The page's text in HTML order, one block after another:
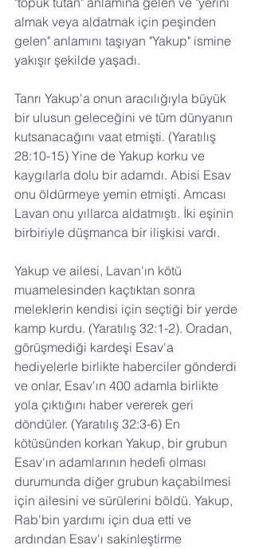
almak veya aldatmak için peşinden
gelen" anlamını taşıyan "Yakup" ismine
yakışır şekilde yaşadı.
Tanrı Yakup'a onun aracılığıyla büyük
bir ulusun geleceğini ve tüm dünyanın
kutsanacağını vaat etmişti. (Yaratılış
28:10-15) Yine de Yakup korku ve
kaygılarla dolu bir adamdı. Abisi Esav
onu öldürmeye yemin etmişti. Amcası
Lavan onu yıllarca aldatmıştı. İki eşinin
birbiriyle düşmanca bir ilişkisi vardı.
Yakup ve ailesi, Lavan'ın kötü
muamelesinden kaçtıktan sonra
meleklerin kendisi için seçtiği bir yerde
kamp kurdu. (Yaratılış 32:1-2). Oradan,
görüşmediği kardeşi Esav'a
hediyelerle birlikte haberciler gönderdi
ve onlar, Esav'ın 400 adamla birlikte
yola çıktığını haber vererek geri
döndüler. (Yaratılış 32:3-6) En
kötüsünden korkan Yakup, bir grubun
Esav'ın adamlarının hedefi olması
durumunda diğer grubun kaçabilmesi
için ailesini ve sürülerini böldü. Yakup,
Rab'bin yardımı için dua etti ve
ardından Esav'ı sakinleştirme